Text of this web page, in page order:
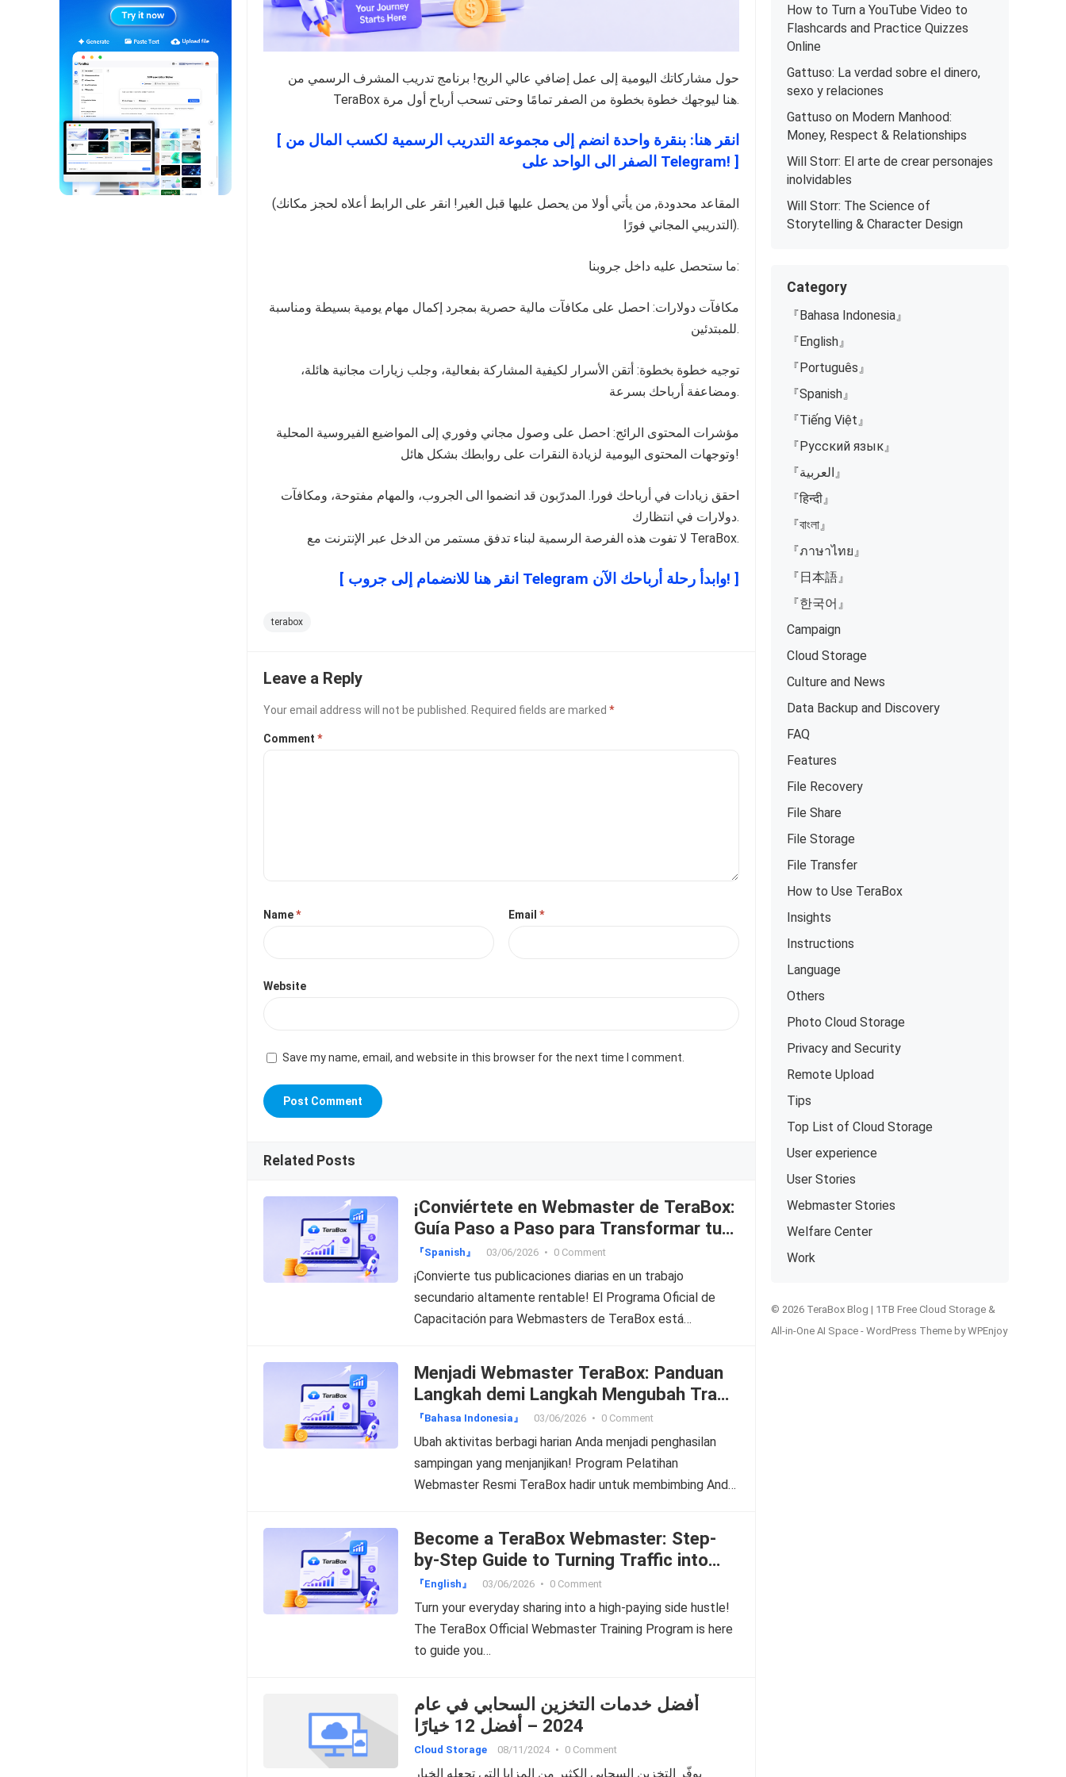
حول مشاركاتك اليومية إلى عمل إضافي عالي الربح! برنامج تدريب المشرف الرسمي من
TeraBox هنا ليوجهك خطوة بخطوة من الصفر تمامًا وحتى تسحب أرباح أول مرة.
[ انقر هنا: بنقرة واحدة انضم إلى مجموعة التدريب الرسمية لكسب المال من
الصفر الى الواحد على Telegram! ]
(المقاعد محدودة, من يأتي أولا من يحصل عليها قبل الغير! انقر على الرابط أعلاه لحجز مكانك
التدريبي المجاني فورًا).
ما ستحصل عليه داخل جروبنا:
مكافآت دولارات: احصل على مكافآت مالية حصرية بمجرد إكمال مهام يومية بسيطة ومناسبة
للمبتدئين.
توجيه خطوة بخطوة: أتقن الأسرار لكيفية المشاركة بفعالية، وجلب زيارات مجانية هائلة،
ومضاعفة أرباحك بسرعة.
مؤشرات المحتوى الرائج: احصل على وصول مجاني وفوري إلى المواضيع الفيروسية المحلية
وتوجهات المحتوى اليومية لزيادة النقرات على روابطك بشكل هائل!
احقق زيادات في أرباحك فورا. المدرّبون قد انضموا الى الجروب، والمهام مفتوحة، ومكافآت
دولارات في انتظارك.
لا تفوت هذه الفرصة الرسمية لبناء تدفق مستمر من الدخل عبر الإنترنت مع TeraBox.
[ انقر هنا للانضمام إلى جروب Telegram وابدأ رحلة أرباحك الآن! ]
terabox
Leave a Reply
Your email address will not be published. Required fields are marked *
Comment *
Name* Email *
Website
Save my name, email, and website in this browser for the next time I comment.
Related Posts
¡Conviértete en Webmaster de TeraBox:
Guía Paso a Paso para Transformar tu
Tráfico en Dinero!
『Spanish』 03/06/2026 • 0 Comment
¡Convierte tus publicaciones diarias en un trabajo
secundario altamente rentable! El Programa Oficial de
Capacitación para Webmasters de TeraBox está…
Menjadi Webmaster TeraBox: Panduan
Langkah demi Langkah Mengubah Trafik
Menjadi Cuan!
『Bahasa Indonesia』 03/06/2026 • 0 Comment
Ubah aktivitas berbagi harian Anda menjadi penghasilan
sampingan yang menjanjikan! Program Pelatihan
Webmaster Resmi TeraBox hadir untuk membimbing Anda
Become a TeraBox Webmaster: Step-
by-Step Guide to Turning Traffic into
Cash!
『English』 03/06/2026 • 0 Comment
Turn your everyday sharing into a high-paying side hustle!
The TeraBox Official Webmaster Training Program is here
to guide you…
أفضل خدمات التخزين السحابي في عام
2024 – أفضل 12 خيارًا
Cloud Storage 08/11/2024 • 0 Comment
يوفّر التخزين السحابي الكثير من المزايا التي تجعله الخيار
How to Turn a YouTube Video to
Flashcards and Practice Quizzes
Online
Gattuso: La verdad sobre el dinero,
sexo y relaciones
Gattuso on Modern Manhood:
Money, Respect & Relationships
Will Storr: El arte de crear personajes
inolvidables
Will Storr: The Science of
Storytelling & Character Design
Category
『Bahasa Indonesia』
『English』
『Português』
『Spanish』
『Tiếng Việt』
『Русский язык』
『العربية』
『हिन्दी』
『বাংলা』
『ภาษาไทย』
『日本語』
『한국어』
Campaign
Cloud Storage
Culture and News
Data Backup and Discovery
FAQ
Features
File Recovery
File Share
File Storage
File Transfer
How to Use TeraBox
Insights
Instructions
Language
Others
Photo Cloud Storage
Privacy and Security
Remote Upload
Tips
Top List of Cloud Storage
User experience
User Stories
Webmaster Stories
Welfare Center
Work
© 2026 TeraBox Blog | 1TB Free Cloud Storage &
All-in-One AI Space - WordPress Theme byWPEnjoy